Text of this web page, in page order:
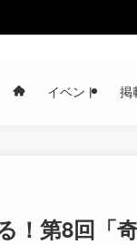
イベント 掲
！第8回「